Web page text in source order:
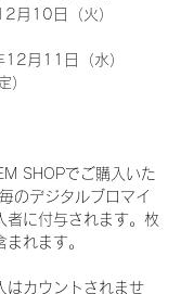
月10日（火）
12月11日（水）
）
SHOPでご購入いた
のデジタルブロマイ
者に付与されます。枚
れます。
カウントされませ